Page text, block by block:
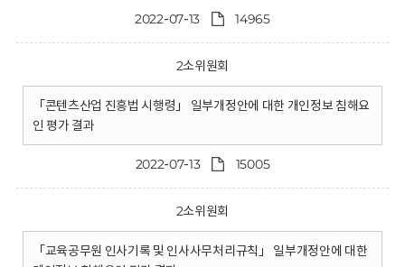
2022-07-13 14965
2소위원회
「콘텐츠산업 진흥법 시행령」 일부개정안에 대한 개인정보 침해요
인 평가 결과
2022-07-13 15005
2소위원회
「교육공무원 인사기록 및 인사사무처리규칙」 일부개정안에 대한